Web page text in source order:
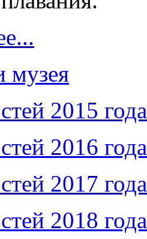
музея
2015 года
2016 года
2017 года
2018 года